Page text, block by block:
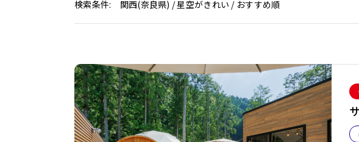
検索条件: 関西(奈良県) / 星空がきれい / おすすめ順